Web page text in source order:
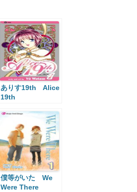
ありす19th Alice
19th
僕等がいた We
Were There